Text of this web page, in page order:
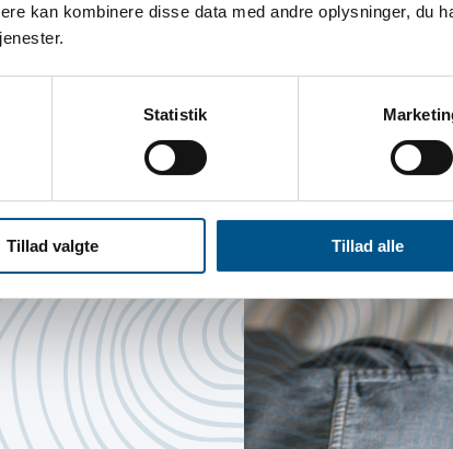
kan kombinere disse data med andre oplysninger, du
Statistik
Tillad valgte Tillad alle